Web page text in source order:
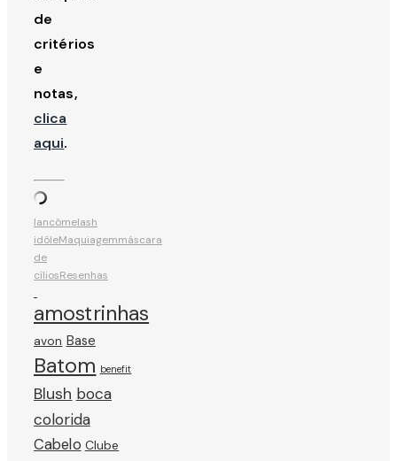
de
critérios
e
notas,
clica
aqui.
lancômelash
idôleMaquiagemmáscara
de
cíliosResenhas
amostrinhas
avon Base
Batom benefit
Blush boca
colorida
Cabelo Clube